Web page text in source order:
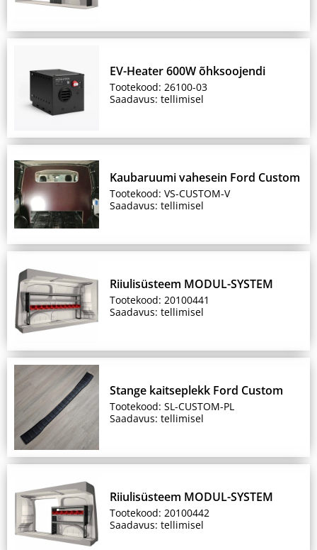
EV-Heater 600W õhksoojendi
Tootekood: 26100-03
Saadavus: tellimisel
Kaubaruumi vahesein Ford Custom
Tootekood: VS-CUSTOM-V
Saadavus: tellimisel
Riiulisüsteem MODUL-SYSTEM
Tootekood: 20100441
Saadavus: tellimisel
Stange kaitseplekk Ford Custom
Tootekood: SL-CUSTOM-PL
Saadavus: tellimisel
Riiulisüsteem MODUL-SYSTEM
Tootekood: 20100442
Saadavus: tellimisel